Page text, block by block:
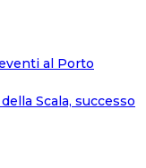
al Porto
Scala, successo